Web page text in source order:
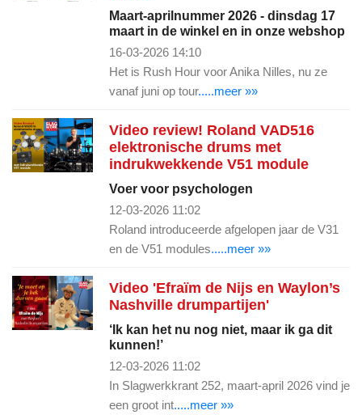
Maart-aprilnummer 2026 - dinsdag 17
maart in de winkel en in onze webshop
16-03-2026 14:10
Het is Rush Hour voor Anika Nilles, nu ze
vanaf juni op tour.....meer »»
Video review! Roland VAD516
elektronische drums met
indrukwekkende V51 module
Voer voor psychologen
12-03-2026 11:02
Roland introduceerde afgelopen jaar de V31
en de V51 modules.....meer »»
Video 'Efraïm de Nijs en Waylon’s
Nashville drumpartijen'
‘Ik kan het nu nog niet, maar ik ga dit
kunnen!’
12-03-2026 11:02
In Slagwerkkrant 252, maart-april 2026 vind je
een groot int.....meer »»